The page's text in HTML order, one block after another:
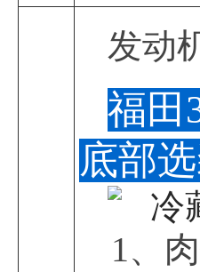
发动
福田
底部
1、